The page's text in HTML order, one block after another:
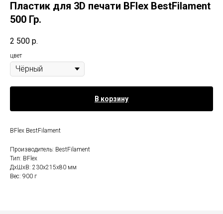
Пластик для 3D печати BFlex BestFilament
500 Гр.
2 500 р.
цвет
В корзину
BFlex BestFilament
Производитель: BestFilament
Тип: BFlex
ДxШxВ: 230x215x80 мм
Вес: 900 г